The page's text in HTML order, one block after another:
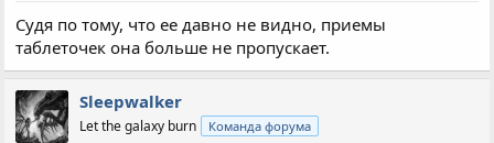
Судя по тому, что ее давно не видно, приемы
таблеточек она больше не пропускает.
Sleepwalker
Let the galaxy burn Команда форума